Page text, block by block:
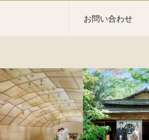
お問い合わせ